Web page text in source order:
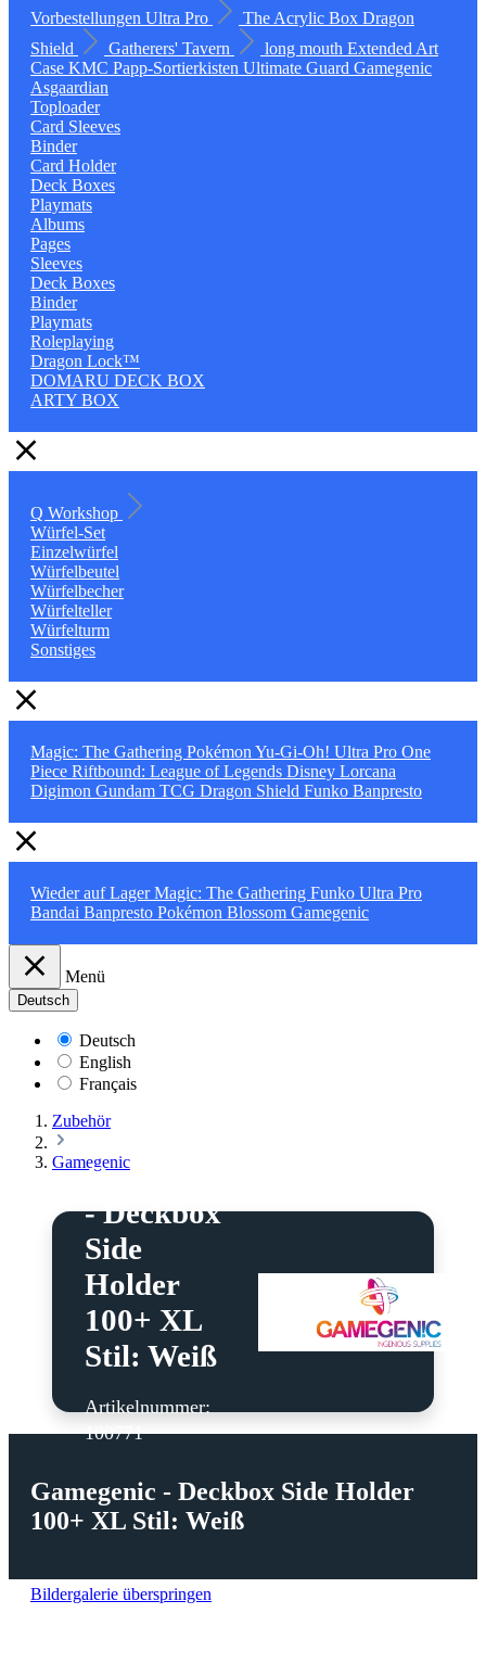
Vorbestellungen Ultra Pro The Acrylic Box Dragon
Shield
Gatherers' Tavern long mouth Extended Art
Case KMC Papp-Sortierkisten Ultimate Guard Gamegenic
Asgaardian
Toploader
Card Sleeves
Binder
Card Holder
Deck Boxes
Playmats
Albums
Pages
Sleeves
Deck Boxes
Binder
Playmats
Roleplaying
Dragon Lock™
DOMARU DECK BOX
ARTY BOX
Q Workshop
Würfel-Set
Einzelwürfel
Würfelbeutel
Würfelbecher
Würfelteller
Würfelturm
Sonstiges
Magic: The Gathering Pokémon Yu-Gi-Oh! Ultra Pro One
Piece Riftbound: League of Legends Disney Lorcana
Digimon Gundam TCG Dragon Shield Funko Banpresto
Wieder auf LagerMagic: The Gathering Funko Ultra Pro
Bandai Banpresto Pokémon Blossom Gamegenic
Menü
Deutsch
Deutsch
English
Français
Zubehör
Gamegenic
Gamegenic
- Deckbox
Side
Holder
100+ XL
Stil: Weiß
Artikelnummer:
100771
Gamegenic - Deckbox Side Holder
100+ XL Stil: Weiß
Bildergalerie überspringen